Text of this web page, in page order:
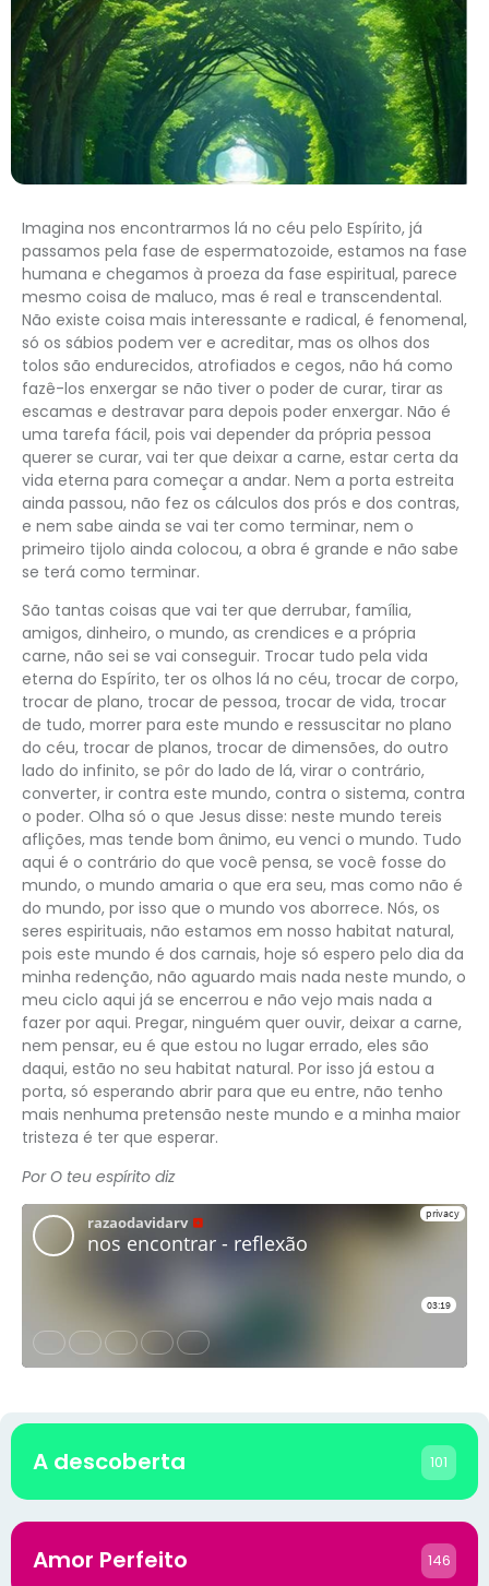
Imagina nos encontrarmos lá no céu pelo Espírito, já
passamos pela fase de espermatozoide, estamos na fase
humana e chegamos à proeza da fase espiritual, parece
mesmo coisa de maluco, mas é real e transcendental.
Não existe coisa mais interessante e radical, é fenomenal,
só os sábios podem ver e acreditar, mas os olhos dos
tolos são endurecidos, atrofiados e cegos, não há como
fazê-los enxergar se não tiver o poder de curar, tirar as
escamas e destravar para depois poder enxergar. Não é
uma tarefa fácil, pois vai depender da própria pessoa
querer se curar, vai ter que deixar a carne, estar certa da
vida eterna para começar a andar. Nem a porta estreita
ainda passou, não fez os cálculos dos prós e dos contras,
e nem sabe ainda se vai ter como terminar, nem o
primeiro tijolo ainda colocou, a obra é grande e não sabe
se terá como terminar.
São tantas coisas que vai ter que derrubar, família,
amigos, dinheiro, o mundo, as crendices e a própria
carne, não sei se vai conseguir. Trocar tudo pela vida
eterna do Espírito, ter os olhos lá no céu, trocar de corpo,
trocar de plano, trocar de pessoa, trocar de vida, trocar
de tudo, morrer para este mundo e ressuscitar no plano
do céu, trocar de planos, trocar de dimensões, do outro
lado do infinito, se pôr do lado de lá, virar o contrário,
converter, ir contra este mundo, contra o sistema, contra
o poder. Olha só o que Jesus disse: neste mundo tereis
aflições, mas tende bom ânimo, eu venci o mundo. Tudo
aqui é o contrário do que você pensa, se você fosse do
mundo, o mundo amaria o que era seu, mas como não é
do mundo, por isso que o mundo vos aborrece. Nós, os
seres espirituais, não estamos em nosso habitat natural,
pois este mundo é dos carnais, hoje só espero pelo dia da
minha redenção, não aguardo mais nada neste mundo, o
meu ciclo aqui já se encerrou e não vejo mais nada a
fazer por aqui. Pregar, ninguém quer ouvir, deixar a carne,
nem pensar, eu é que estou no lugar errado, eles são
daqui, estão no seu habitat natural. Por isso já estou a
porta, só esperando abrir para que eu entre, não tenho
mais nenhuma pretensão neste mundo e a minha maior
tristeza é ter que esperar.
Por O teu espírito diz
A descoberta 101
Amor Perfeito 146